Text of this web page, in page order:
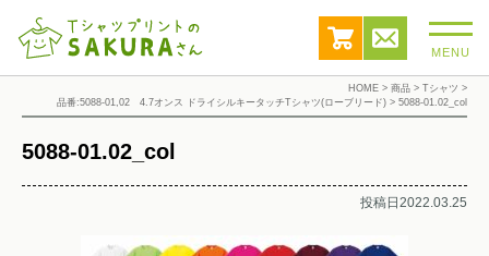
MENU
HOME > 商品 > Tシャツ >
品番:5088-01,02 4.7オンス ドライシルキータッチTシャツ(ローブリード) > 5088-01.02_col
5088-01.02_col
投稿日2022.03.25